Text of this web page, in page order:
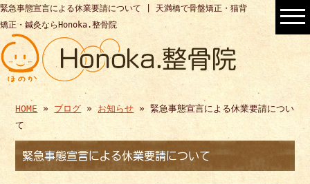
緊急事態宣言による休業要請について | 天満橋で骨盤矯正・猫背
矯正・鍼灸ならHonoka.整骨院
HOME » ブログ » お知らせ » 緊急事態宣言による休業要請につい
て
緊急事態宣言による休業要請について